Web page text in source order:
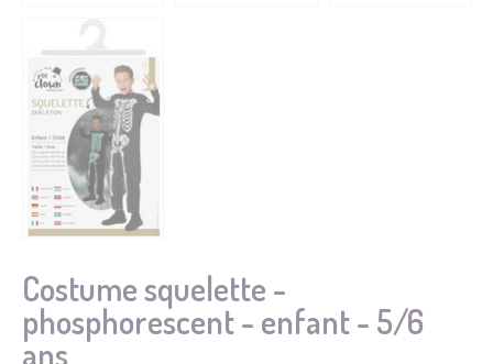
Costume squelette -
phosphorescent - enfant - 5/6
ans